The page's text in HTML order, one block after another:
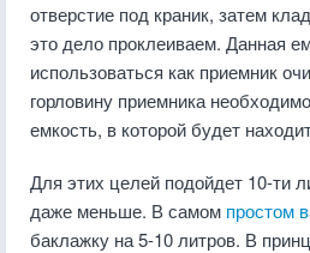
отверстие под краник, затем
это дело проклеиваем. Данная
использоваться как приемник
горловину приемника
емкость, в которой будет
Для этих целей подойдет 10-ти
даже меньше. В самом простом
баклажку на 5-10 литров. В